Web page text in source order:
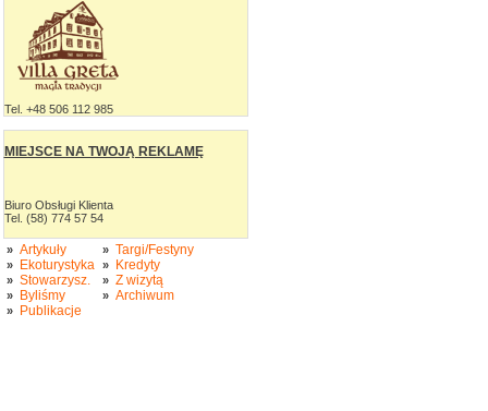
Tel. +48 506 112 985
MIEJSCE NA TWOJĄ REKLAMĘ
Biuro Obsługi Klienta
Tel. (58) 774 57 54
» Artykuły
» Ekoturystyka
» Stowarzysz.
» Byliśmy
» Publikacje
» Targi/Festyny
» Kredyty
» Z wizytą
» Archiwum